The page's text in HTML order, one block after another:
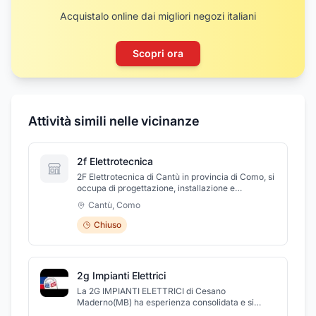
Acquistalo online dai migliori negozi italiani
Scopri ora
Attività simili nelle vicinanze
2f Elettrotecnica
2F Elettrotecnica di Cantù in provincia di Como, si
occupa di progettazione, installazione e
manutenzione di impianti elettrici civili ed
industriali. Nello specifico, l'azienda realizza
sistemi di automazione di cancelli e impianti di
sorveglianza e sicurezza con telecamere a
circuito chiuso, seguendo tutte le fasi di sviluppo
del progetto e rispondendo efficacemente a tutte
realizza impianti impianti domotici civili ed
industriali e nell'installazione di pannelli
fotovoltaici chiavi in mano. La sede si trova in via
Cantù, Como
Chiuso
2g Impianti Elettrici
La 2G IMPIANTI ELETTRICI di Cesano
Maderno(MB) ha esperienza consolidata e si
avvale di personale altamente qualificato.